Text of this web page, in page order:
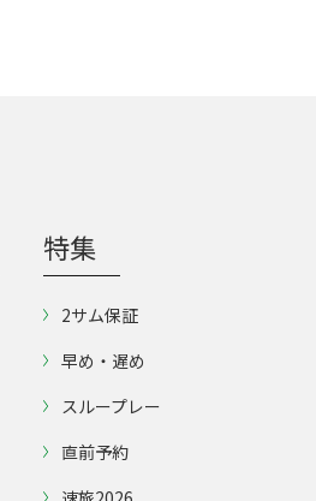
特集
2サム保証
早め・遅め
スループレー
直前予約